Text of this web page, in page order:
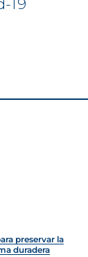
19
preservar la
duradera